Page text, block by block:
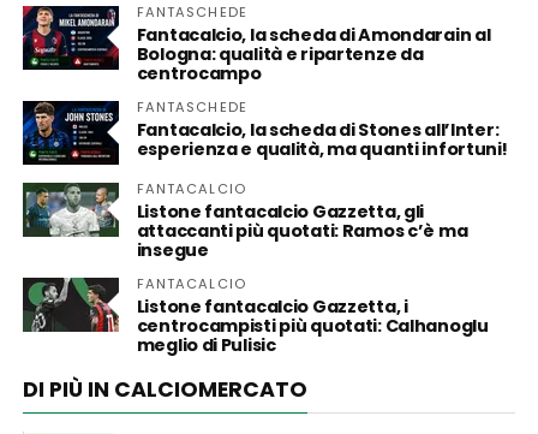
FANTASCHEDE
Fantacalcio, la scheda di Amondarain al
Bologna: qualità e ripartenze da
centrocampo
FANTASCHEDE
Fantacalcio, la scheda di Stones all’Inter:
esperienza e qualità, ma quanti infortuni!
FANTACALCIO
Listone fantacalcio Gazzetta, gli
attaccanti più quotati: Ramos c’è ma
insegue
FANTACALCIO
Listone fantacalcio Gazzetta, i
centrocampisti più quotati: Calhanoglu
meglio di Pulisic
DI PIÙ IN CALCIOMERCATO